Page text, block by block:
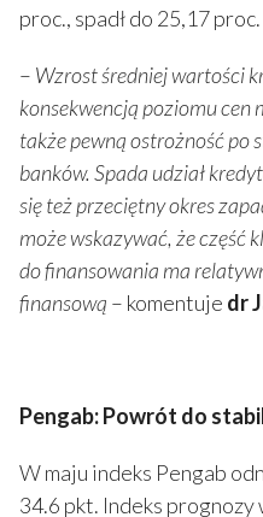
proc., spadł do 25,17 proc.
– Wzrost średniej wartości
konsekwencją poziomu cen
także pewną ostrożność po
banków. Spada udział
się też przeciętny okres
może wskazywać, że część
do finansowania ma
finansową – komentuje dr
Pengab: Powrót do
W maju indeks Pengab
34.6 pkt. Indeks prognozy